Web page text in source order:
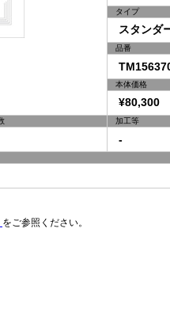
タイプ
スタンダ
品番
本体価格
¥80,300
加工等
-
をご参照ください。